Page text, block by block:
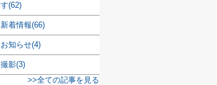
す(62)
新着情報(66)
お知らせ(4)
撮影(3)
>>全ての記事を見る